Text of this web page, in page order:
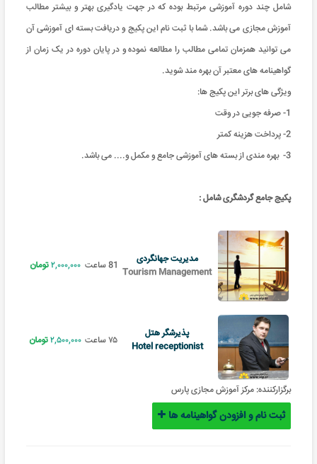
شامل چند دوره آموزشی مرتبط بوده که در جهت یادگیری بهتر و بیشتر مطالب
آموزش مجازی می باشد. شما با ثبت نام این پکیج و دریافت بسته ای آموزشی آن
می توانید همزمان تمامی مطالب را مطالعه نموده و در پایان دوره در یک زمان از
گواهینامه های معتبر آن بهره مند شوید.
ویژگی های برتر این پکیج ها:
1- صرفه جویی در وقت
2- پرداخت هزینه کمتر
3- بهره مندی از بسته های آموزشی جامع و مکمل و.... می باشد.
پکیج جامع گردشگری شامل :
مدیریت جهانگردی
Tourism Management
81 ساعت ۲,۰۰۰,۰۰۰تومان
پذیرشگر هتل
Hotel receptionist
۷۵ ساعت ۲,۵۰۰,۰۰۰تومان
برگزارکننده: مرکز آموزش مجازی پارس
ثبت نام و افزودن گواهینامه ها